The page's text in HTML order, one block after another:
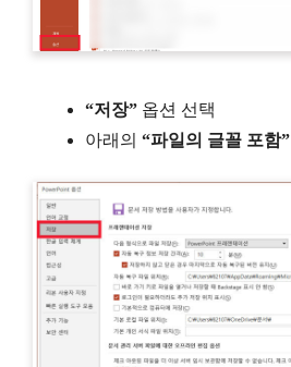
“저장” 옵션 선택
아래의 “파일의 글꼴 포함”